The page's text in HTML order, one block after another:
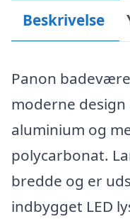
Beskrivelse
Panon
moderne
aluminium og
polycarbonat.
bredde og er
indbygget LED